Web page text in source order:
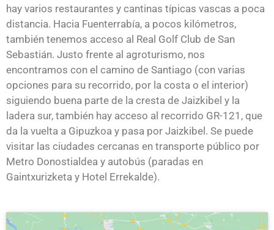
hay varios restaurantes y cantinas típicas vascas a poca
distancia. Hacia Fuenterrabía, a pocos kilómetros,
también tenemos acceso al Real Golf Club de San
Sebastián. Justo frente al agroturismo, nos
encontramos con el camino de Santiago (con varias
opciones para su recorrido, por la costa o el interior)
siguiendo buena parte de la cresta de Jaizkibel y la
ladera sur, también hay acceso al recorrido GR-121, que
da la vuelta a Gipuzkoa y pasa por Jaizkibel. Se puede
visitar las ciudades cercanas en transporte público por
Metro Donostialdea y autobús (paradas en
Gaintxurizketa y Hotel Errekalde).